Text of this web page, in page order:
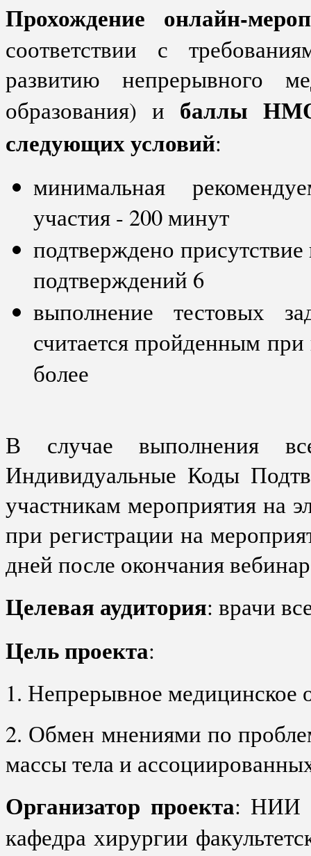
Прохождение онлайн-
соответствии с
развитию непрерывного
образования) и баллы
следующих условий:
минимальная
участия - 200 минут
подтверждено
подтверждений 6
выполнение тестовых
считается пройденным
более
В случае выполнения
Индивидуальные Коды
участникам мероприятия на
при регистрации на
дней после окончания
Целевая аудитория: врачи
Цель проекта:
1. Непрерывное медицинское
2. Обмен мнениями по
массы тела и
Организатор проекта: НИИ
кафедра хирургии